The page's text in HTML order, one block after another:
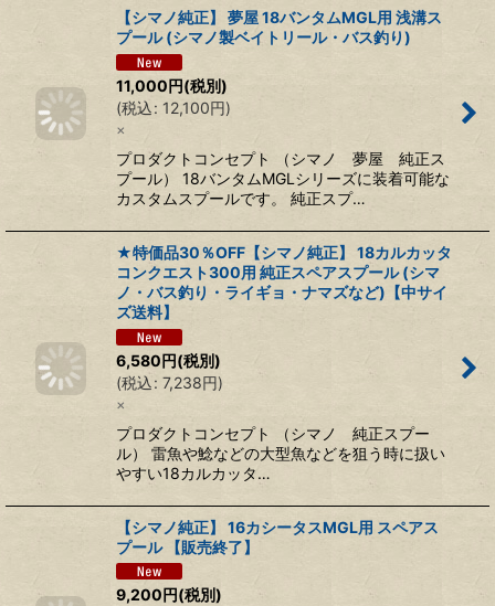
【シマノ純正】 夢屋 18バンタムMGL用 浅溝ス
プール (シマノ製ベイトリール・バス釣り)
11,000円(税別)
(税込: 12,100円)
×
プロダクトコンセプト （シマノ 夢屋 純正ス
プール） 18バンタムMGLシリーズに装着可能な
カスタムスプールです。 純正スプ…
★特価品30％OFF【シマノ純正】 18カルカッタ
コンクエスト300用 純正スペアスプール (シマ
ノ・バス釣り・ライギョ・ナマズなど)【中サイ
ズ送料】
6,580円(税別)
(税込: 7,238円)
×
プロダクトコンセプト （シマノ 純正スプー
ル） 雷魚や鯰などの大型魚などを狙う時に扱い
やすい18カルカッタ…
【シマノ純正】 16カシータスMGL用 スペアス
プール 【販売終了】
9,200円(税別)